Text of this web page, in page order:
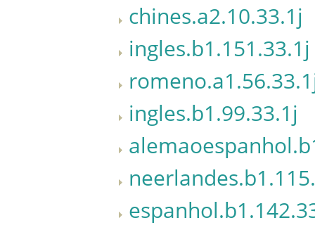
chines.a2.10.33.1j
ingles.b1.151.33.1j
ingles.b1.99.33.1j